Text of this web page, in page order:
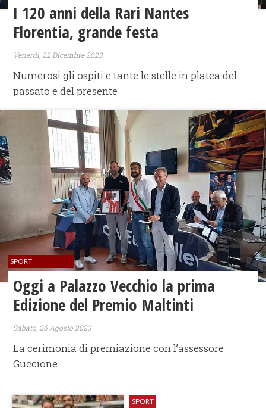
I 120 anni della Rari Nantes
Florentia, grande festa
Venerdì, 22 Dicembre 2023
Numerosi gli ospiti e tante le stelle in platea del
passato e del presente
SPORT
Oggi a Palazzo Vecchio la prima
Edizione del Premio Maltinti
Sabato, 26 Agosto 2023
La cerimonia di premiazione con l’assessore
Guccione
SPORT